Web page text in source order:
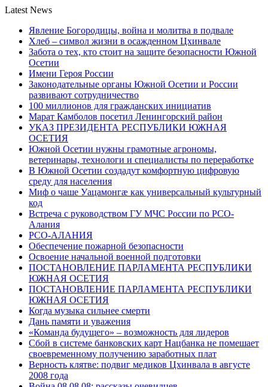
Latest News
Явление Богородицы, война и молитва в подвале
Хлеб – символ жизни в осажденном Цхинвале
Забота о тех, кто стоит на защите безопасности Южной
Осетии
Имени Героя России
Законодательные органы Южной Осетии и России
развивают сотрудничество
100 миллионов для гражданских инициатив
Марат Камболов посетил Ленингорский район
УКАЗ ПРЕЗИДЕНТА РЕСПУБЛИКИ ЮЖНАЯ
ОСЕТИЯ
Южной Осетии нужны грамотные агрономы,
ветеринары, технологи и специалисты по переработке
В Южной Осетии создадут комфортную цифровую
среду для населения
Миф о чаше Уацамонгæ как универсальный культурный
код
Встреча с руководством ГУ МЧС России по РСО-
Алания
РСО-АЛАНИЯ
Обеспечение пожарной безопасности
Освоение начальной военной подготовки
ПОСТАНОВЛЕНИЕ ПАРЛАМЕНТА РЕСПУБЛИКИ
ЮЖНАЯ ОСЕТИЯ
ПОСТАНОВЛЕНИЕ ПАРЛАМЕНТА РЕСПУБЛИКИ
ЮЖНАЯ ОСЕТИЯ
Когда музыка сильнее смерти
Дань памяти и уважения
«Команда будущего» – возможность для лидеров
Сбой в системе банковских карт Нацбанка не помешает
своевременному получению заработных плат
Верность клятве: подвиг медиков Цхинвала в августе
2008 года